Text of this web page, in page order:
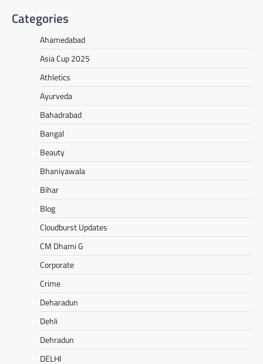
Categories
Ahamedabad
Asia Cup 2025
Athletics
Ayurveda
Bahadrabad
Bangal
Beauty
Bhaniyawala
Bihar
Blog
Cloudburst Updates
CM Dhami G
Corporate
Crime
Deharadun
Dehli
Dehradun
DELHI